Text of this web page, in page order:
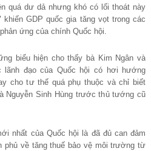
n quá dư dảnhưng khó có lối thoát này
khiến GDP quốc gia tăng vọt trong các
ản ứngcủa chính Quốc hội.
ng biểu hiện cho thấy bà Kim Ngân và
lãnh đạo của Quốc hội có hơi hướng
cho tưthế quá phụ thuộc và chỉ biết
là Nguyễn Sinh Hùng trước thủtướng cũ
ới nhất của Quốc hội là đã đủcan đảm
phủ vềtăng thuế bảo vệmôi trường từ